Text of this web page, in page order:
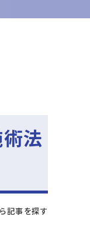
法
記事を探す